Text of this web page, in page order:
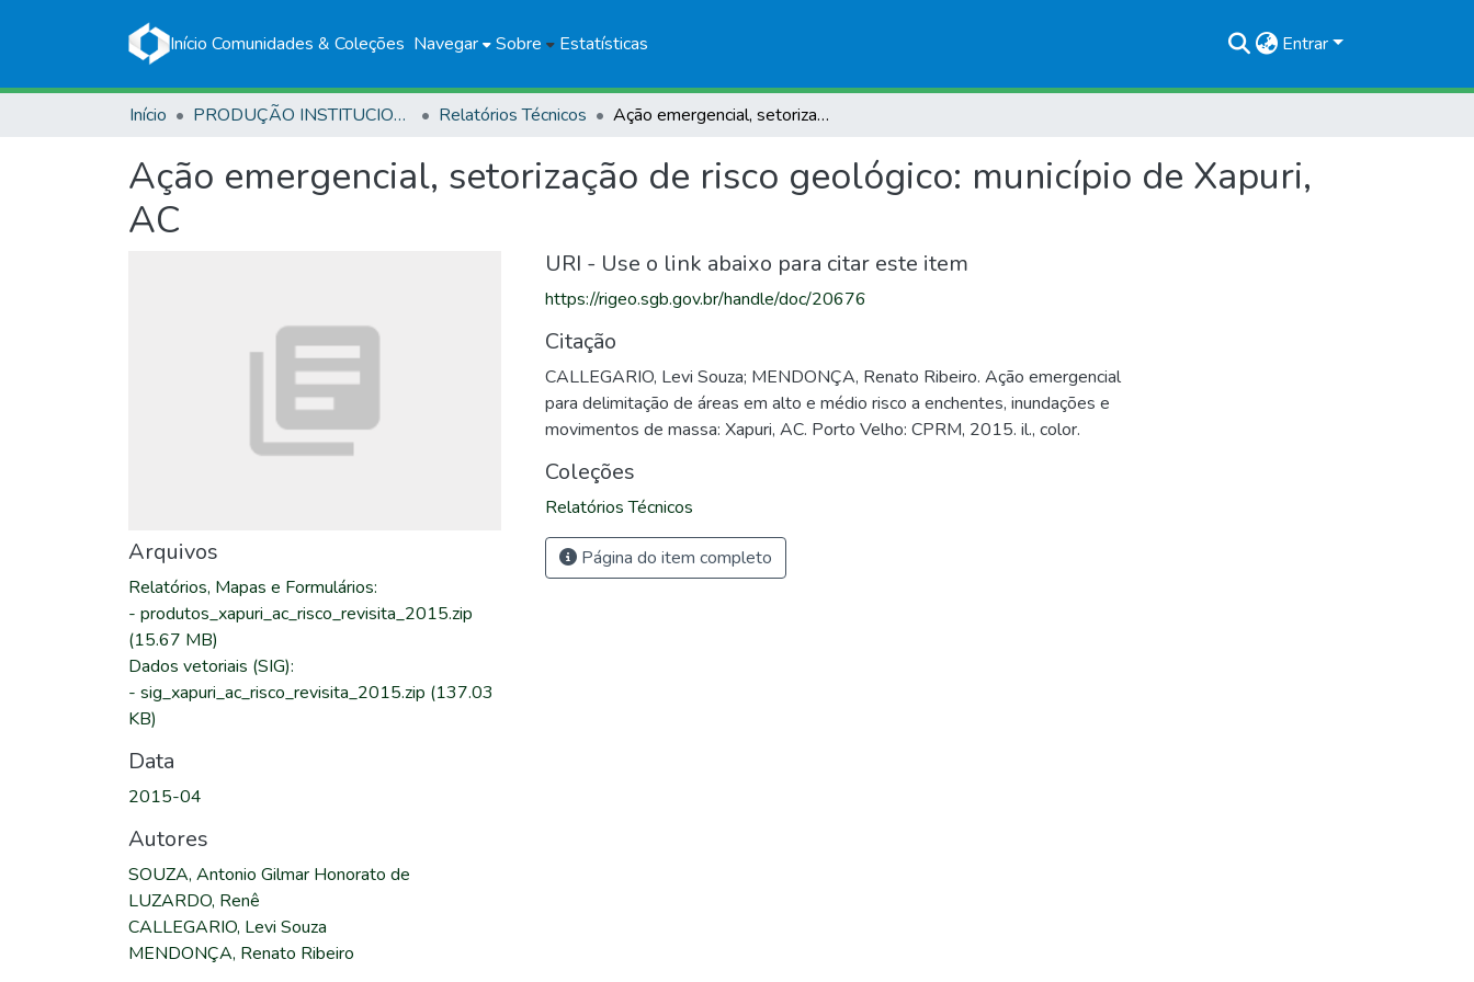
Início Comunidades & Coleções Navegar Sobre Estatísticas Entrar
Início PRODUÇÃO INSTITUCIONAL Relatórios Técnicos Ação emergencial, setorização de risco geológico: município de Xapuri, AC
Ação emergencial, setorização de risco geológico: município de Xapuri,
AC
Arquivos
Relatórios, Mapas e Formulários:
- produtos_xapuri_ac_risco_revisita_2015.zip
(15.67 MB)
Dados vetoriais (SIG):
- sig_xapuri_ac_risco_revisita_2015.zip (137.03
KB)
Data
2015-04
Autores
SOUZA, Antonio Gilmar Honorato de
LUZARDO, Renê
CALLEGARIO, Levi Souza
MENDONÇA, Renato Ribeiro
URI - Use o link abaixo para citar este item
https://rigeo.sgb.gov.br/handle/doc/20676
Citação
CALLEGARIO, Levi Souza; MENDONÇA, Renato Ribeiro. Ação emergencial
para delimitação de áreas em alto e médio risco a enchentes, inundações e
movimentos de massa: Xapuri, AC. Porto Velho: CPRM, 2015. il., color.
Coleções
Relatórios Técnicos
Página do item completo